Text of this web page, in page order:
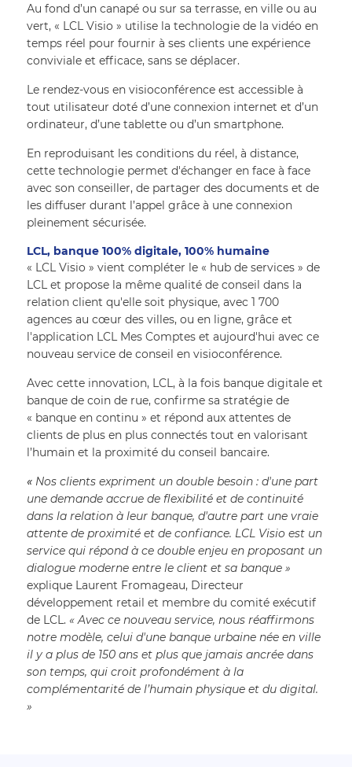
Au fond d’un canapé ou sur sa terrasse, en ville ou au
vert, « LCL Visio » utilise la technologie de la vidéo en
temps réel pour fournir à ses clients une expérience
conviviale et efficace, sans se déplacer.
Le rendez-vous en visioconférence est accessible à
tout utilisateur doté d’une connexion internet et d’un
ordinateur, d’une tablette ou d’un smartphone.
En reproduisant les conditions du réel, à distance,
cette technologie permet d'échanger en face à face
avec son conseiller, de partager des documents et de
les diffuser durant l’appel grâce à une connexion
pleinement sécurisée.
LCL, banque 100% digitale, 100% humaine
« LCL Visio » vient compléter le « hub de services » de
LCL et propose la même qualité de conseil dans la
relation client qu'elle soit physique, avec 1 700
agences au cœur des villes, ou en ligne, grâce et
l'application LCL Mes Comptes et aujourd'hui avec ce
nouveau service de conseil en visioconférence.
Avec cette innovation, LCL, à la fois banque digitale et
banque de coin de rue, confirme sa stratégie de
« banque en continu » et répond aux attentes de
clients de plus en plus connectés tout en valorisant
l’humain et la proximité du conseil bancaire.
« Nos clients expriment un double besoin : d'une part
une demande accrue de flexibilité et de continuité
dans la relation à leur banque, d'autre part une vraie
attente de proximité et de confiance. LCL Visio est un
service qui répond à ce double enjeu en proposant un
explique Laurent Fromageau, Directeur
développement retail et membre du comité exécutif
de LCL. « Avec ce nouveau service, nous réaffirmons
notre modèle, celui d'une banque urbaine née en ville
il y a plus de 150 ans et plus que jamais ancrée dans
son temps, qui croit profondément à la
complémentarité de l’humain physique et du digital.
»